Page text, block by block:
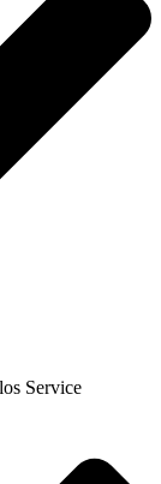
Service